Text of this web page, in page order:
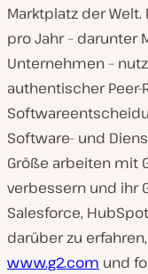
Marktplatz der
pro Jahr – darunter
Unternehmen –
authentischer
Software- und
Größe arbeiten mit
verbessern und ihr
Salesforce,
darüber zu
www.g2.com und